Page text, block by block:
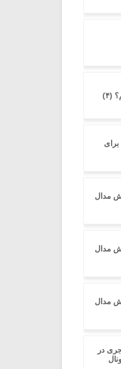
(۴)
مدال
مدال
مدال
در